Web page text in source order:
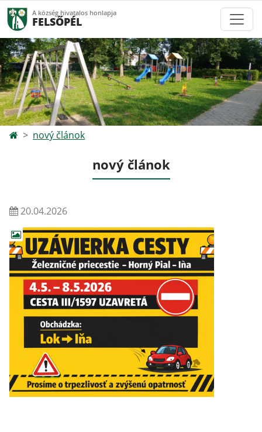
A község hivatalos honlapja
FELSŐPÉL
nový článok
nový článok
20.04.2026